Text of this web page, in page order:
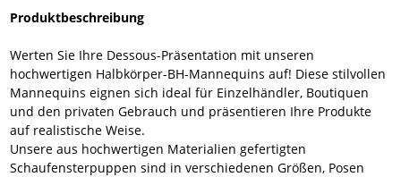
Produktbeschreibung
Werten Sie Ihre Dessous-Präsentation mit unseren
hochwertigen Halbkörper-BH-Mannequins auf! Diese stilvollen
Mannequins eignen sich ideal für Einzelhändler, Boutiquen
und den privaten Gebrauch und präsentieren Ihre Produkte
auf realistische Weise.
Unsere aus hochwertigen Materialien gefertigten
Schaufensterpuppen sind in verschiedenen Größen, Posen